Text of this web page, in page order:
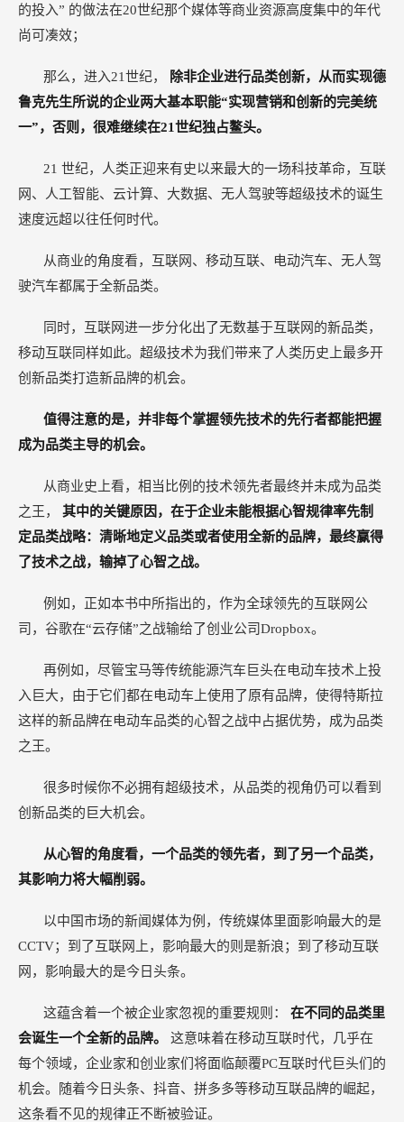
的投入” 的做法在20世纪那个媒体等商业资源高度集中的年代
尚可凑效；
那么，进入21世纪，
除非企业进行品类创新，从而实现德
鲁克先生所说的企业两大基本职能“实现营销和创新的完美统
一”，否则，很难继续在21世纪独占鳌头。
21 世纪，人类正迎来有史以来最大的一场科技革命，互联
网、人工智能、云计算、大数据、无人驾驶等超级技术的诞生
速度远超以往任何时代。
从商业的角度看，互联网、移动互联、电动汽车、无人驾
驶汽车都属于全新品类。
同时，互联网进一步分化出了无数基于互联网的新品类，
移动互联同样如此。超级技术为我们带来了人类历史上最多开
创新品类打造新品牌的机会。
值得注意的是，并非每个掌握领先技术的先行者都能把握
成为品类主导的机会。
从商业史上看，相当比例的技术领先者最终并未成为品类
之王， 其中的关键原因，在于企业未能根据心智规律率先制
定品类战略：清晰地定义品类或者使用全新的品牌，最终赢得
了技术之战，输掉了心智之战。
例如，正如本书中所指出的，作为全球领先的互联网公
司，谷歌在“云存储”之战输给了创业公司Dropbox。
再例如，尽管宝马等传统能源汽车巨头在电动车技术上投
入巨大，由于它们都在电动车上使用了原有品牌，使得特斯拉
这样的新品牌在电动车品类的心智之战中占据优势，成为品类
之王。
很多时候你不必拥有超级技术，从品类的视角仍可以看到
创新品类的巨大机会。
从心智的角度看，一个品类的领先者，到了另一个品类，
其影响力将大幅削弱。
以中国市场的新闻媒体为例，传统媒体里面影响最大的是
CCTV；到了互联网上，影响最大的则是新浪；到了移动互联
网，影响最大的是今日头条。
这蕴含着一个被企业家忽视的重要规则： 在不同的品类里
会诞生一个全新的品牌。 这意味着在移动互联时代，几乎在
每个领域，企业家和创业家们将面临颠覆PC互联时代巨头们的
机会。随着今日头条、抖音、拼多多等移动互联品牌的崛起，
这条看不见的规律正不断被验证。